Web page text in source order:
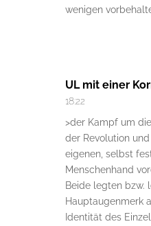
wenigen
UL mit einer
18:22
>der Kampf um
der Revolution
eigenen, selbst
Menschenhand
Beide legten bzw.
Hauptaugenmerk
Identität des